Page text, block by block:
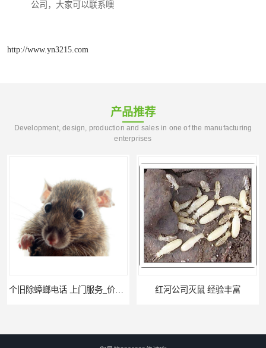
公司，大家可以联系噢
http://www.yn3215.com
产品推荐
Development, design, production and sales in one of the manufacturing
enterprises
红河公司灭鼠 经验丰富